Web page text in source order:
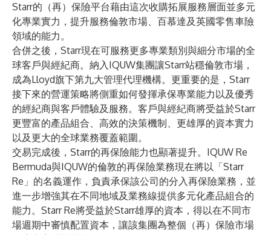
Starr的（再）保險平台藉由這次收購拓展服務層面並多元
化專業實力，提升服務倫敦市場、百慕達及英國零售車險
領域的能力。
合併之後，Starr現在可服務更多專業類別與細分市場的全
球客戶與經紀商。納入IQUW集團讓Starr站穩倫敦市場，
成為Lloyd旗下第九大管理代理機構。更重要的是，Starr
接下來的營運策略將側重如何發揮承保專業能力以及優秀
的經紀商與客戶體驗及服務。客戶與經紀商將受益於Starr
更豐富的產品組合、高效的決策機制、更雄厚的資本實力
以及更大的全球業務覆蓋範圍。
交易完成後，Starr的再保險能力也顯著提升。IQUW Re
Bermuda與IQUW的倫敦的再保險業務現在將以「Starr
Re」的名義運作，負責承保該公司的分入再保險業務，並
進一步增強其在不同地域及業務線提供多元化產品組合的
能力。Starr Re將受益於Starr雄厚的資本，得以在不同市
場週期中審慎配置資本，讓該集團為整個（再）保險市場